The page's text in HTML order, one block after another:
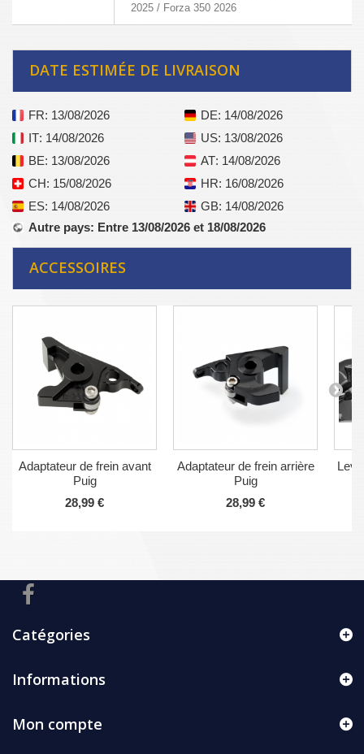
2025 / Forza 350 2026
DATE ESTIMÉE DE LIVRAISON
FR: 13/08/2026 DE: 14/08/2026
IT: 14/08/2026 US: 13/08/2026
BE: 13/08/2026 AT: 14/08/2026
CH: 15/08/2026 HR: 16/08/2026
ES: 14/08/2026 GB: 14/08/2026
Autre pays: Entre 13/08/2026 et 18/08/2026
ACCESSOIRES
Adaptateur de frein avant
Puig
28,99 €
Adaptateur de frein arrière
Puig
28,99 €
Catégories
Informations
Mon compte